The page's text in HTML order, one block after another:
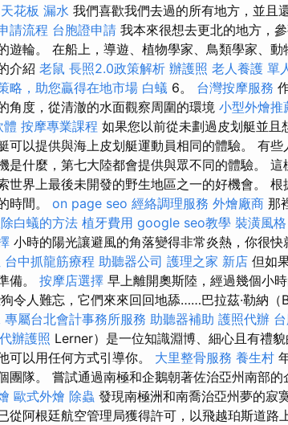
天花板 漏水 我們喜歡我們去過的所有地方，並且
請流程 台胞證申請 我本來很想去更北的地方，
遊輪。 在船上，導遊、植物學家、鳥類學家、
介紹 老鼠 長照2.0政策解析 辦護照 老人養護 單
略，助您贏得在地市場 白蟻 6。 台灣按摩服務
角度，從清澈的水面觀察周圍的環境 小型外燴推
體 按摩專業課程 如果您以前從未劃過皮划艇並且
可以提供與海上皮划艇運動員相同的體驗。 有
是什麼，第七大陸都會提供與眾不同的體驗。 這
世界上最後未開發的野生地區之一的好機會。
時間。 on page seo 經絡調理服務 外燴廠商 那
白蟻的方法 植牙費用 google seo教學 裝潢風格
小時的陽光讓避風的角落變得非常炎熱，你很快
台中抓龍筋療程 助聽器公司 護理之家 新店 但如
備。 按摩店選擇 早上離開奧斯陸，經過幾個小
令人難忘，它們來來回回地舔……巴拉茲·勒納（
專屬台北會計事務所服務 助聽器補助 護照代辦
辦護照 Lerner）是一位知識淵博、細心且有禮貌
可以用任何方式引導你。 大里整骨服務 養生村
團隊。 嘗試通過南極和企鵝朝著佐治亞州南部的
歐式外燴 除蟲 發現南極洲和南喬治亞州夢的寂
從阿根廷航空管理局獲得許可，以飛越珀斯道路